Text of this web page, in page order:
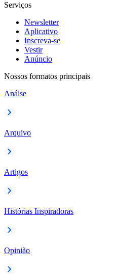
Serviços
Newsletter
Aplicativo
Inscreva-se
Vestir
Anúncio
Nossos formatos principais
Análse
Arquivo
Artigos
Histórias Inspiradoras
Opinião